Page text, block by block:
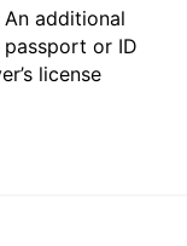
additional
or ID
license